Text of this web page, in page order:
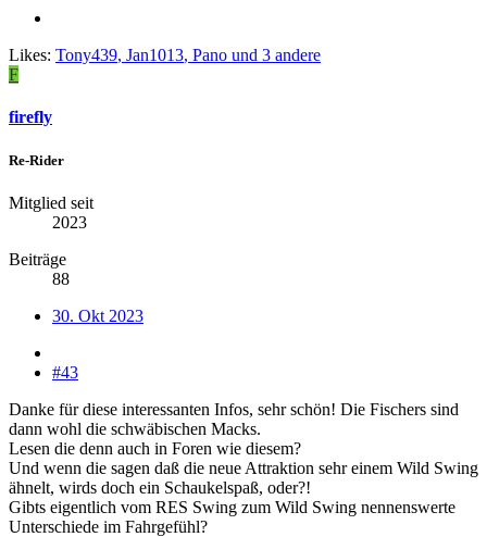
Likes: Tony439, Jan1013, Pano und 3 andere
F
firefly
Re-Rider
Mitglied seit
2023
Beiträge
88
30. Okt 2023
#43
Danke für diese interessanten Infos, sehr schön! Die Fischers sind
dann wohl die schwäbischen Macks.
Lesen die denn auch in Foren wie diesem?
Und wenn die sagen daß die neue Attraktion sehr einem Wild Swing
ähnelt, wirds doch ein Schaukelspaß, oder?!
Gibts eigentlich vom RES Swing zum Wild Swing nennenswerte
Unterschiede im Fahrgefühl?